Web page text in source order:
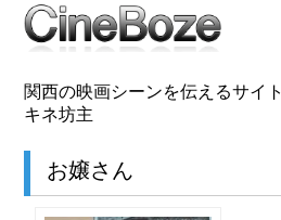
関西の映画シーンを伝えるサイト
キネ坊主
お嬢さん